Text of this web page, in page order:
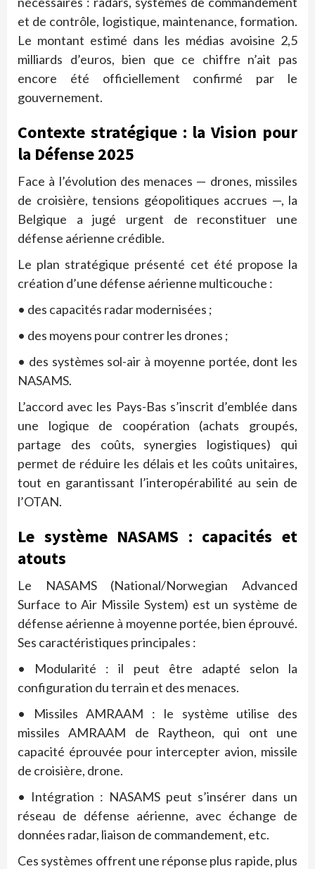
et de contrôle, logistique, maintenance, formation.
Le montant estimé dans les médias avoisine 2,5
milliards d’euros, bien que ce chiffre n’ait pas
encore été officiellement confirmé par le
gouvernement.
Contexte stratégique : la Vision pour
la Défense 2025
Face à l’évolution des menaces — drones, missiles
de croisière, tensions géopolitiques accrues —, la
Belgique a jugé urgent de reconstituer une
défense aérienne crédible.
Le plan stratégique présenté cet été propose la
création d’une défense aérienne multicouche :
• des capacités radar modernisées ;
• des moyens pour contrer les drones ;
• des systèmes sol-air à moyenne portée, dont les
NASAMS.
L’accord avec les Pays-Bas s’inscrit d’emblée dans
une logique de coopération (achats groupés,
partage des coûts, synergies logistiques) qui
permet de réduire les délais et les coûts unitaires,
tout en garantissant l’interopérabilité au sein de
l’OTAN.
Le système NASAMS : capacités et
atouts
Le NASAMS (National/Norwegian Advanced
Surface to Air Missile System) est un système de
défense aérienne à moyenne portée, bien éprouvé.
Ses caractéristiques principales :
• Modularité : il peut être adapté selon la
configuration du terrain et des menaces.
• Missiles AMRAAM : le système utilise des
missiles AMRAAM de Raytheon, qui ont une
capacité éprouvée pour intercepter avion, missile
de croisière, drone.
• Intégration : NASAMS peut s’insérer dans un
réseau de défense aérienne, avec échange de
données radar, liaison de commandement, etc.
Ces systèmes offrent une réponse plus rapide, plus